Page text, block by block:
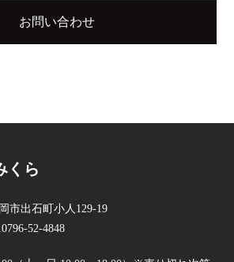
お問い合わせ
くら
市出石町小人129-19
52-4848